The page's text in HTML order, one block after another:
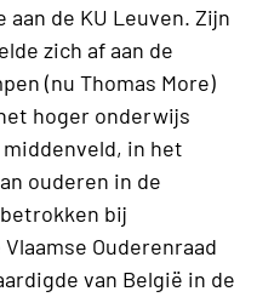
de KU Leuven. Zijn
zich af aan de
(nu Thomas More)
hoger onderwijs
in het
ouderen in de
bij
Ouderenraad
van België in de